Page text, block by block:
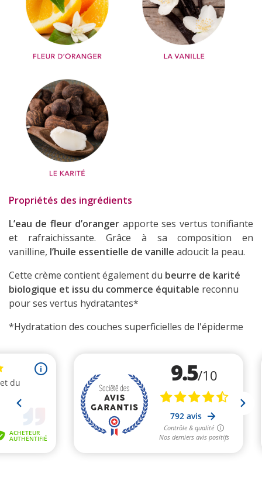
Propriétés des ingrédients
L’eau de fleur d’oranger apporte ses vertus tonifiante
et rafraichissante. Grâce à sa composition en
vanilline, l’huile essentielle de vanille adoucit la peau.
Cette crème contient également du beurre de karité
biologique et issu du commerce équitable reconnu
pour ses vertus hydratantes*
*Hydratation des couches superficielles de l'épiderme